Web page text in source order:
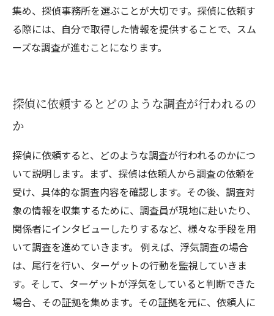
集め、探偵事務所を選ぶことが大切です。探偵に依頼す
る際には、自分で取得した情報を提供することで、スム
ーズな調査が進むことになります。
探偵に依頼するとどのような調査が行われるの
か
探偵に依頼すると、どのような調査が行われるのかにつ
いて説明します。まず、探偵は依頼人から調査の依頼を
受け、具体的な調査内容を確認します。その後、調査対
象の情報を収集するために、調査員が現地に赴いたり、
関係者にインタビューしたりするなど、様々な手段を用
いて調査を進めていきます。 例えば、浮気調査の場合
は、尾行を行い、ターゲットの行動を監視していきま
す。そして、ターゲットが浮気をしていると判断できた
場合、その証拠を集めます。その証拠を元に、依頼人に